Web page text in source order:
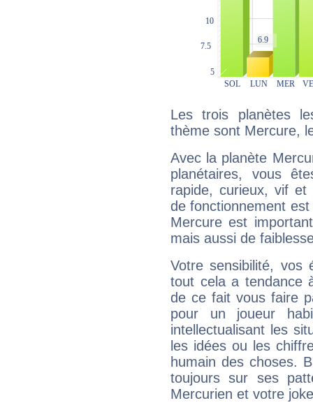
Les trois planètes
thème sont Mercure,
Avec la planète
planétaires, vous
rapide, curieux, vif et
de fonctionnement
Mercure est
mais aussi de
Votre sensibilité,
tout cela a tendance
de ce fait vous faire
pour un joueur
intellectualisant les
les idées ou les
humain des choses.
toujours sur ses
Mercurien et votre